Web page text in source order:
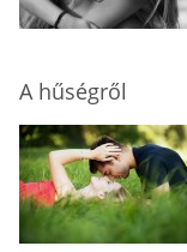
A hűségről